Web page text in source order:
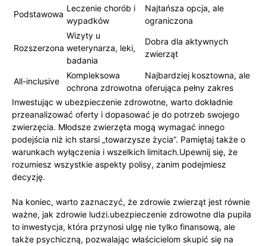
Podstawowa
Leczenie ‌chorób i
wypadków
Najtańsza opcja, ale
ograniczona
Rozszerzona
Wizyty u
weterynarza, leki,
badania
Dobra dla aktywnych
zwierząt
All-inclusive
Kompleksowa
ochrona zdrowotna
Najbardziej kosztowna, ‌ale
‍oferująca pełny​ zakres
Inwestując w ubezpieczenie zdrowotne, warto dokładnie
przeanalizować oferty i dopasować‍ je do potrzeb swojego
zwierzęcia. Młodsze zwierzęta mogą wymagać innego
podejścia ⁢niż ich⁣ starsi „towarzysze życia”. Pamiętaj także o
warunkach wyłączenia ‌i wszelkich limitach.Upewnij się, ‍że
rozumiesz⁢ wszystkie ‌aspekty polisy, ‌zanim podejmiesz
decyzję.
Na koniec, ⁤warto zaznaczyć, że zdrowie zwierząt jest ​równie
ważne, jak‌ zdrowie ludzi.ubezpieczenie zdrowotne⁣ dla pupila
to inwestycja, która przynosi ulgę nie tylko finansową, ale
także psychiczną, pozwalając właścicielom skupić się na